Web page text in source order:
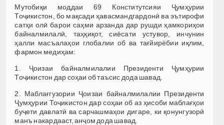
Мутобиқи моддаи 69 Конститутсияи Ҷумҳурии
Тоҷикистон, бо мақсади ҳавасмандгардонӣ ва эътирофи
сатҳи олӣ барои саҳми арзанда дар рушди ҳамкориҳои
байналмилалӣ, таҳқиқот, сиёсати устувор, инчунин
ҳалли масъалаҳои глобалии об ва тағйирёбии иқлим,
фармон медиҳам:
1. Ҷоизаи байналмилалии Президенти Ҷумҳурии
Тоҷикистон дар соҳаи об таъсис дода шавад.
2. Маблағгузории Ҷоизаи байналмилалии Президенти
Ҷумҳурии Тоҷикистон дар соҳаи об аз ҳисоби маблағҳои
буҷети давлатӣ ва сарчашмаҳои дигаре, ки қонунгузорӣ
манъ накардааст, анҷом дода шавад.